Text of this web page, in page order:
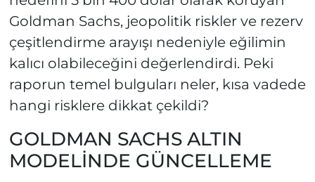
Goldman Sachs, jeopolitik riskler ve rezerv
çeşitlendirme arayışı nedeniyle eğilimin
kalıcı olabileceğini değerlendirdi. Peki
raporun temel bulguları neler, kısa vadede
hangi risklere dikkat çekildi?
GOLDMAN SACHS ALTIN
MODELİNDE GÜNCELLEME